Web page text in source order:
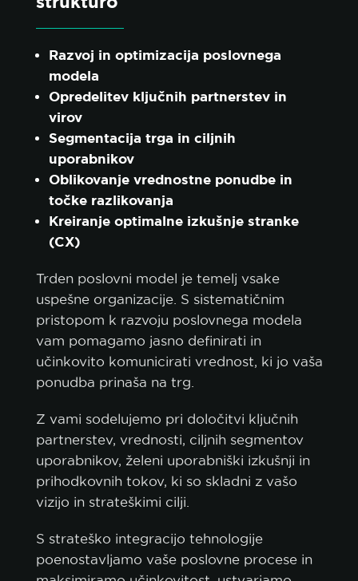
Razvoj in optimizacija poslovnega
modela
Opredelitev ključnih partnerstev in
virov
Segmentacija trga in ciljnih
uporabnikov
Oblikovanje vrednostne ponudbe in
točke razlikovanja
Kreiranje optimalne izkušnje stranke
(CX)
Trden poslovni model je temelj vsake
uspešne organizacije. S sistematičnim
pristopom k razvoju poslovnega modela
vam pomagamo jasno definirati in
učinkovito komunicirati vrednost, ki jo vaša
ponudba prinaša na trg.
Z vami sodelujemo pri določitvi ključnih
partnerstev, vrednosti, ciljnih segmentov
uporabnikov, želeni uporabniški izkušnji in
prihodkovnih tokov, ki so skladni z vašo
vizijo in strateškimi cilji.
S strateško integracijo tehnologije
poenostavljamo vaše poslovne procese in